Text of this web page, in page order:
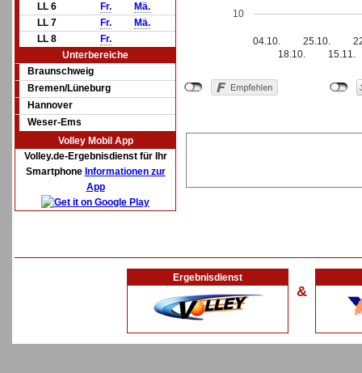
LL 6
Fr.
Mä.
LL 7
Fr.
Mä.
LL 8
Fr.
Unterbereiche
Braunschweig
Bremen/Lüneburg
Hannover
Weser-Ems
Volley Mobil App
Volley.de-Ergebnisdienst für Ihr
Smartphone Informationen zur
App
04.10.
18.10.
25.10.
15.11.
10
Ergebnisdienst
&